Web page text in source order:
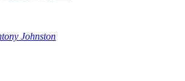
Johnston